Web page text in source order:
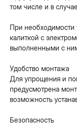
том числе и в
При необходимости
калиткой с
выполненными с
Удобство монтажа
Для упрощения и
предусмотрена
возможность
Безопасность